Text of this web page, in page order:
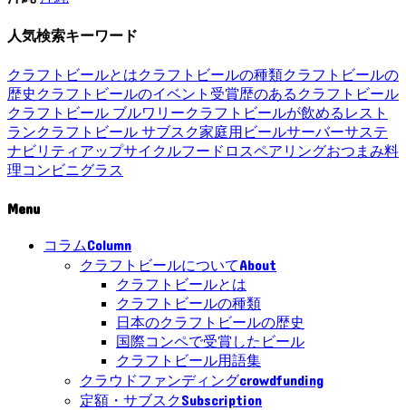
人気検索キーワード
クラフトビールとはクラフトビールの種類クラフトビールの
歴史 クラフトビールのイベント 受賞歴のあるクラフトビール
クラフトビール ブルワリークラフトビールが飲めるレスト
ランクラフトビール サブスク家庭用ビールサーバーサステ
ナビリティ アップサイクルフードロスペアリングおつまみ料
理コンビニグラス
Menu
コラムColumn
クラフトビールについてAbout
クラフトビールとは
クラフトビールの種類
日本のクラフトビールの歴史
国際コンペで受賞したビール
クラフトビール用語集
クラウドファンディングcrowdfunding
定額・サブスクSubscription